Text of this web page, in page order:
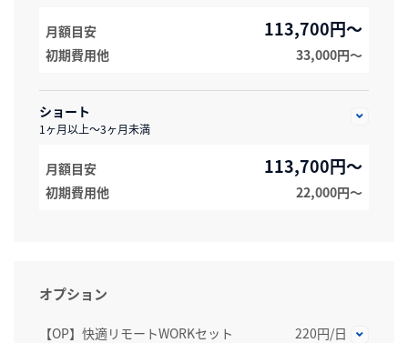
月額目安 113,700円～
初期費用他 33,000円〜
ショート
1ヶ月以上～3ヶ月未満
月額目安 113,700円～
初期費用他 22,000円〜
オプション
【OP】快適リモートWORKセット
220円/日